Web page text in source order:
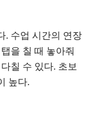
. 수업 시간의 연장
을 칠 때 놓아줘
칠 수 있다. 초보
높다.